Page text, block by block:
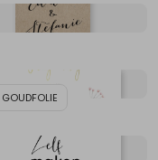
GOUDFOLIE